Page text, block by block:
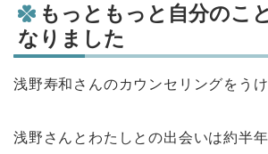
もっともっと自分のこ
なりました
浅野寿和さんのカウンセリングをう
浅野さんとわたしとの出会いは約半年